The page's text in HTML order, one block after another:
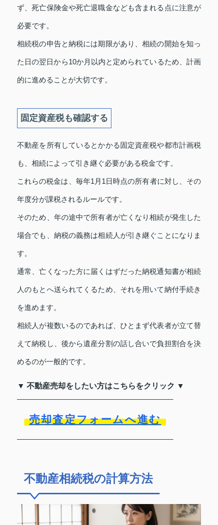
ず、死亡保険金や死亡退職金なども含まれる点に注意が
必要です。
相続税の申告と納税には期限があり、相続の開始を知っ
た日の翌日から10か月以内と定められているため、計画
的に進めることが大切です。
固定資産税も確認する
不動産を所有しているとかかる固定資産税や都市計画税
も、相続によって引き継ぐ必要がある税金です。
これらの税金は、毎年1月1日時点の所有者に対し、その
年度分が課税されるルールです。
そのため、年の途中で所有者が亡くなり相続が発生した
場合でも、納税の義務は相続人が引き継ぐことになりま
す。
通常、亡くなった方に届くはずだった納税通知書が相続
人のもとへ送られてくるため、それを用いて納付手続き
を進めます。
相続人が複数いるのであれば、ひとまず代表者が立て替
えて納税し、後から遺産分割の話し合いで負担割合を決
めるのが一般的です。
▼ 不動産売却をしたい方はこちらをクリック ▼
売却査定フォームへ進む
不動産相続税の計算方法